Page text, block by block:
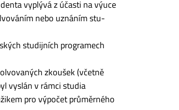
vyplývá z účasti na výuce
nebo uznáním stu­
studijních programech
zkoušek (včetně
vyslán v rámci studia
pro výpočet průměrného